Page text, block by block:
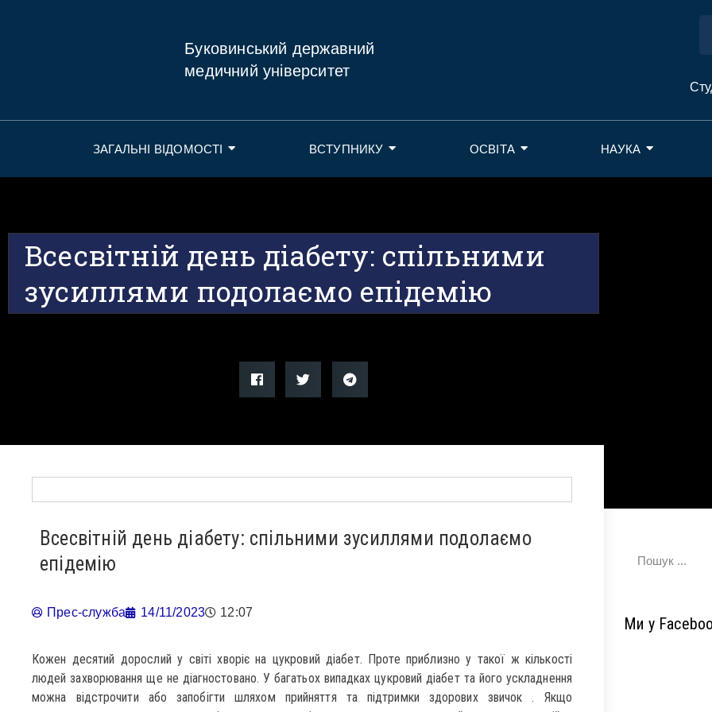
Буковинський державний
медичний університет
ЗАГАЛЬНІ ВІДОМОСТІ ВСТУПНИКУ ОСВІТА НАУКА
Всесвітній день діабету: спільними
зусиллями подолаємо епідемію
Всесвітній день діабету: спільними зусиллями подолаємо
епідемію
Прес-служба 14/11/2023 12:07
Кожен десятий дорослий у світі хворіє на цукровий діабет. Проте приблизно у такої ж кількості
людей захворювання ще не діагностовано. У багатьох випадках цукровий діабет та його ускладнення
можна відстрочити або запобігти шляхом прийняття та підтримки здорових звичок . Якщо
Ми у